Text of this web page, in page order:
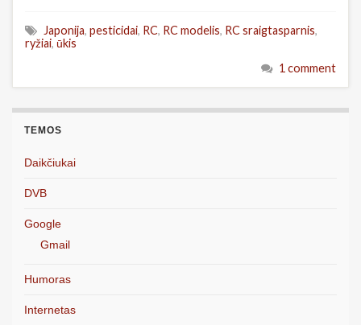
Japonija, pesticidai, RC, RC modelis, RC sraigtasparnis,
ryžiai, ūkis
1 comment
TEMOS
Daikčiukai
DVB
Google
Gmail
Humoras
Internetas